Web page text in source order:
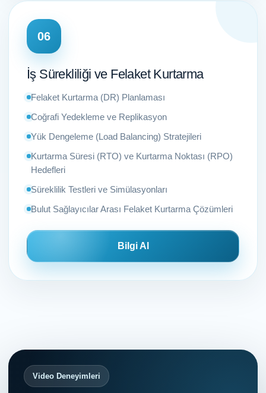
06
İş Sürekliliği ve Felaket Kurtarma
Felaket Kurtarma (DR) Planlaması
Coğrafi Yedekleme ve Replikasyon
Yük Dengeleme (Load Balancing) Stratejileri
Kurtarma Süresi (RTO) ve Kurtarma Noktası (RPO)
Hedefleri
Süreklilik Testleri ve Simülasyonları
Bulut Sağlayıcılar Arası Felaket Kurtarma Çözümleri
Bilgi Al
Video Deneyimleri